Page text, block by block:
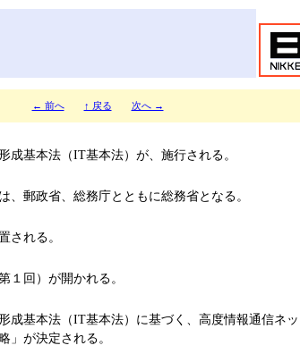
← 前へ ↑ 戻る 次へ →
基本法（IT基本法）が、施行される。
郵政省、総務庁とともに総務省となる。
される。
回）が開かれる。
成基本法（IT基本法）に基づく、高度情報通信ネ
」が決定される。